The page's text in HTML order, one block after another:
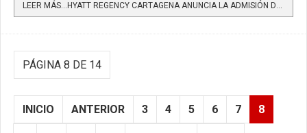
LEER MÁS…HYATT REGENCY CARTAGENA ANUNCIA LA ADMISIÓN DE ANIMALES DE COMPAÑÍA EN SUS RESIDENCIAS
PÁGINA 8 DE 14
INICIO ANTERIOR 3 4 5 6 7 8